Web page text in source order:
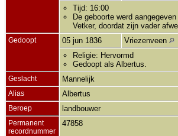
Tijd: 16:00
De geboorte werd
Vetker, doordat zijn vader
Gedoopt 05 jun 1836 Vriezenveen
Religie: Hervormd
Gedoopt als Albertus.
Geslacht Mannelijk
Alias Albertus
Beroep landbouwer
Permanent
recordnummer
47858